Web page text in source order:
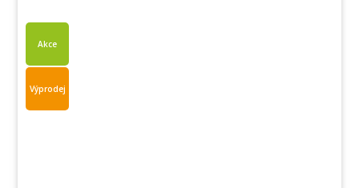
Akce
Výprodej